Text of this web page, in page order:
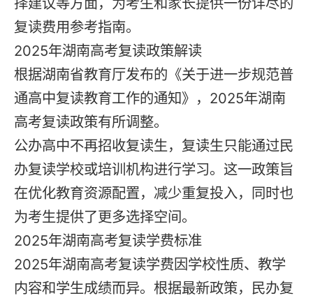
复读费用参考指南。
2025年湖南高考复读政策解读
根据湖南省教育厅发布的《关于进一步规范普
通高中复读教育工作的通知》，2025年湖南
高考复读政策有所调整。
公办高中不再招收复读生，复读生只能通过民
办复读学校或培训机构进行学习。这一政策旨
在优化教育资源配置，减少重复投入，同时也
为考生提供了更多选择空间。
2025年湖南高考复读学费标准
2025年湖南高考复读学费因学校性质、教学
内容和学生成绩而异。根据最新政策，民办复